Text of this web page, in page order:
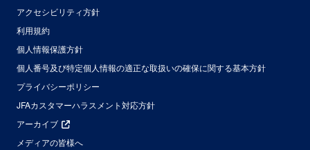
アクセシビリティ方針
利用規約
個人情報保護方針
個人番号及び特定個人情報の適正な取扱いの確保に関する基本方針
プライバシーポリシー
JFAカスタマーハラスメント対応方針
アーカイブ
メディアの皆様へ